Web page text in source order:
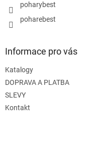
poharybest
poharebest
Informace pro vás
Katalogy
DOPRAVA A PLATBA
SLEVY
Kontakt